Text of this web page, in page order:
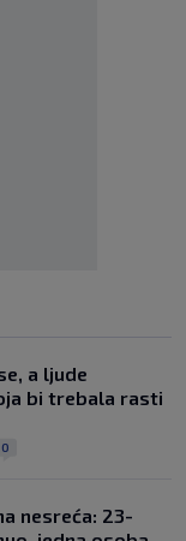
a ljude
bi trebala rasti
0
nesreća: 23-